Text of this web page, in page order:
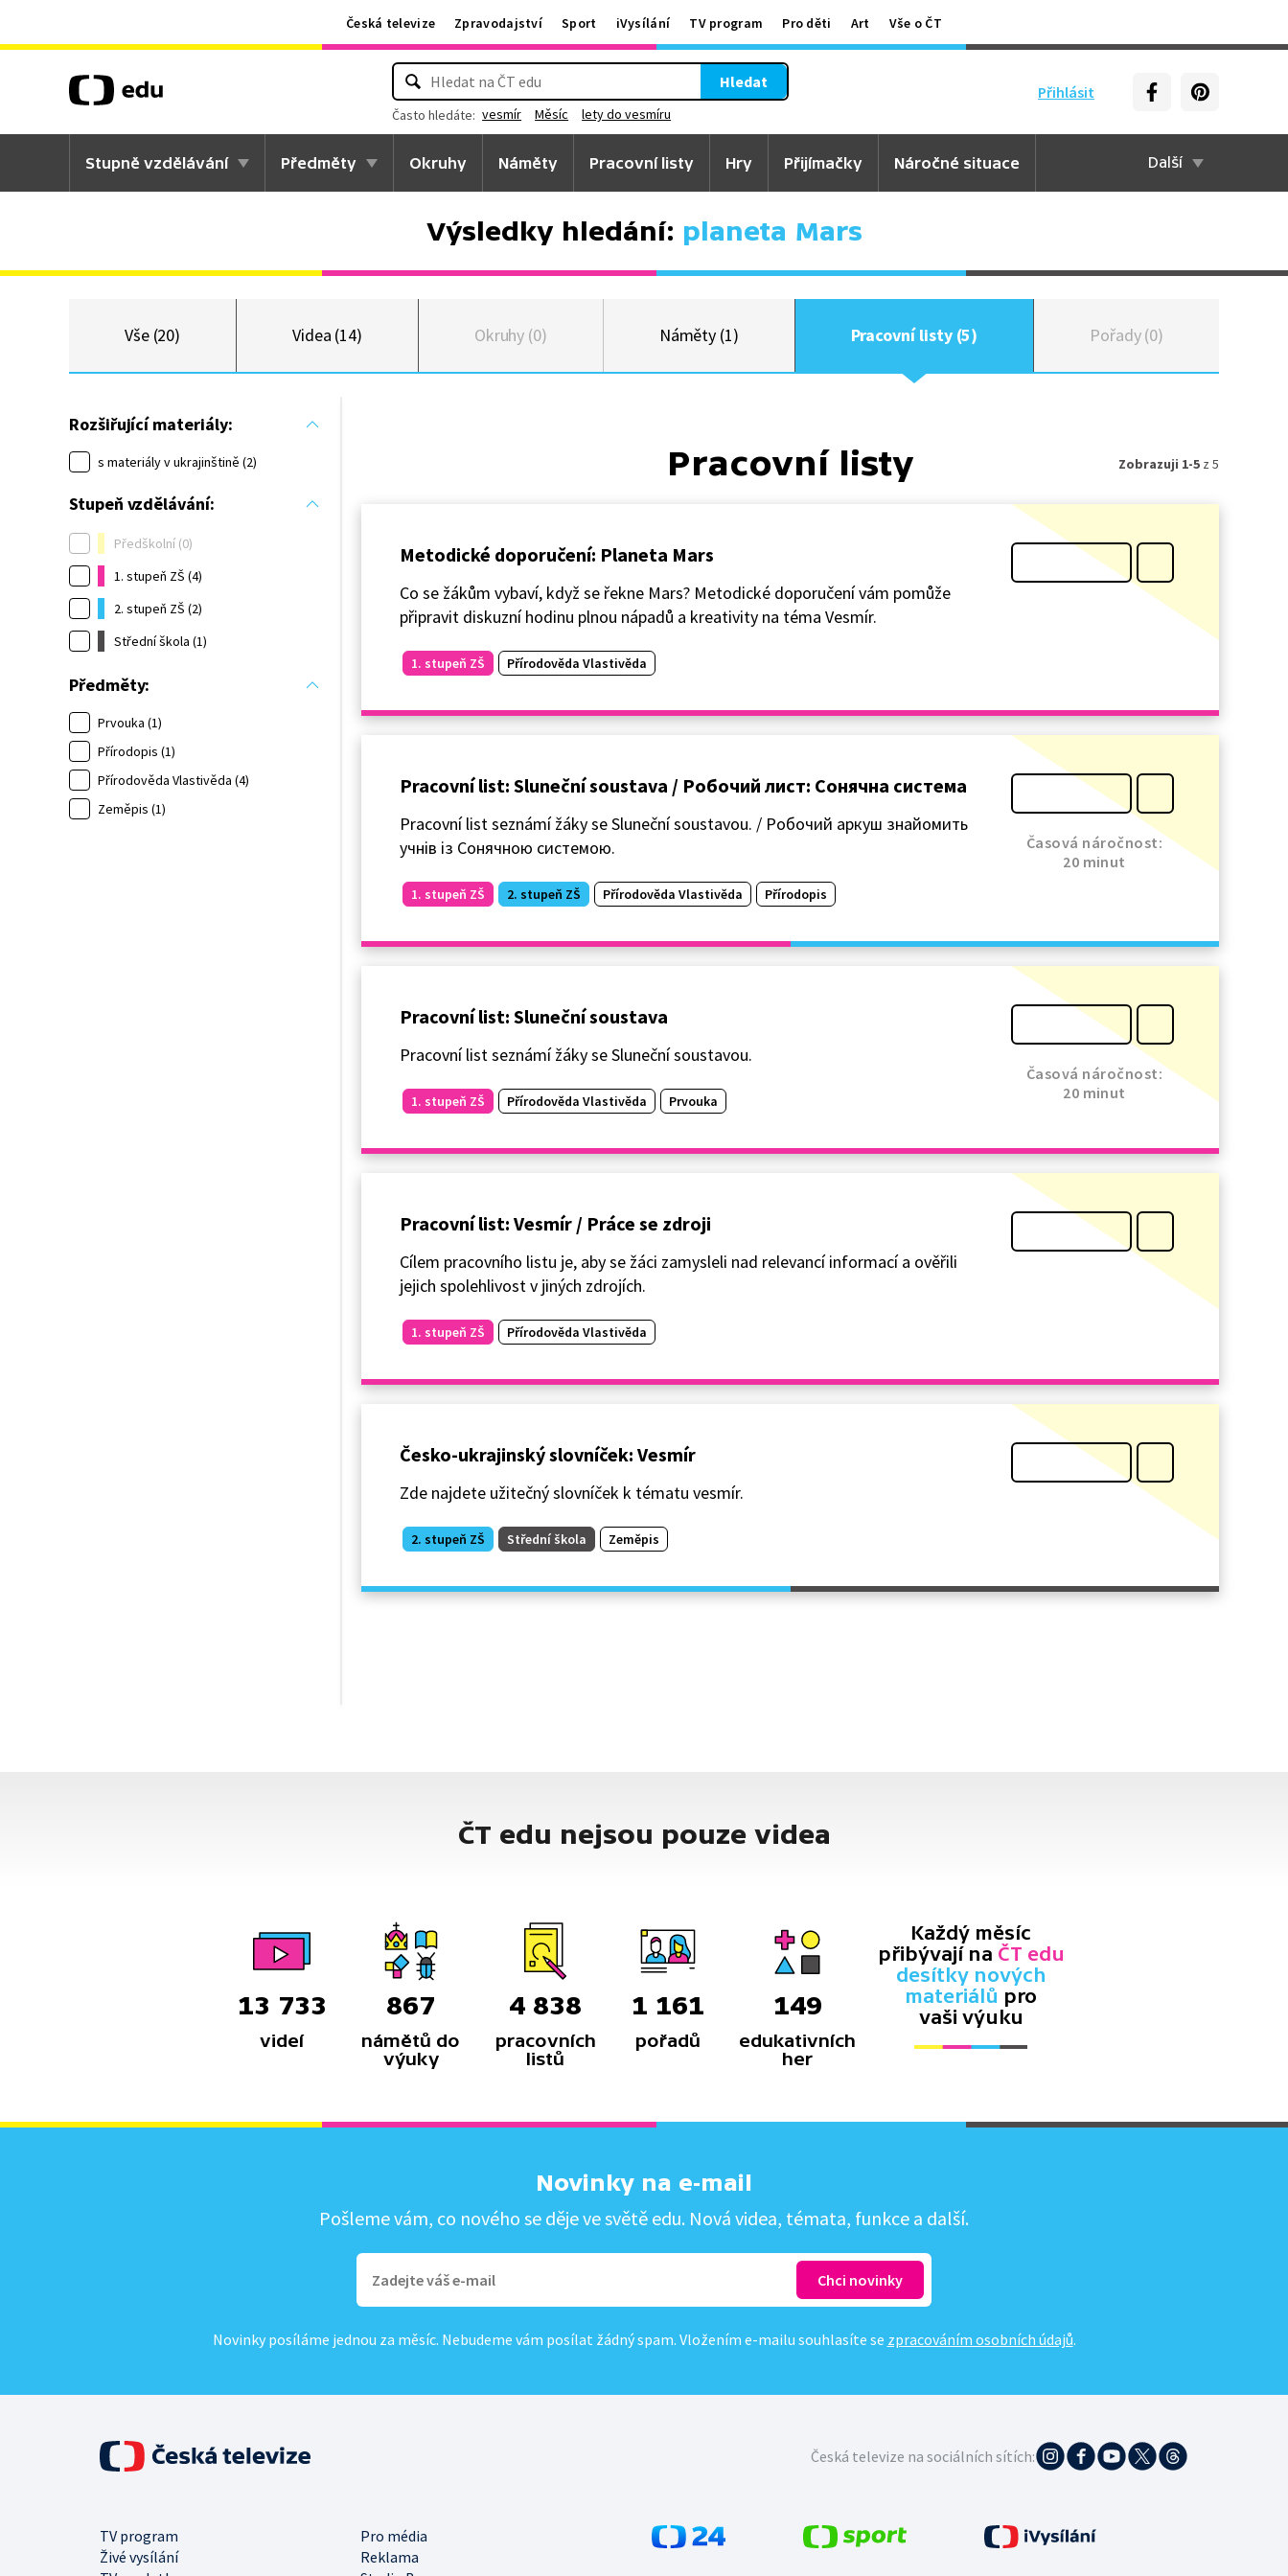
Česká televize Zpravodajství Sport iVysílání TV program Pro děti Art Vše o ČT
Přihlásit
Hledat
Často hledáte: vesmír Měsíc lety do vesmíru
Stupně vzdělávání Předměty Okruhy Náměty Pracovní listy Hry Přijímačky Náročné situace Další
Výsledky hledání: planeta Mars
Vše (20) Videa (14) Okruhy (0) Náměty (1) Pracovní listy (5) Pořady (0)
Rozšiřující materiály:
s materiály v ukrajinštině (2)
Stupeň vzdělávání:
Předškolní (0)
1. stupeň ZŠ (4)
2. stupeň ZŠ (2)
Střední škola (1)
Předměty:
Prvouka (1)
Přírodopis (1)
Přírodověda Vlastivěda (4)
Zeměpis (1)
Pracovní listy Zobrazuji 1-5 z 5
Metodické doporučení: Planeta Mars
Co se žákům vybaví, když se řekne Mars? Metodické doporučení vám pomůže
připravit diskuzní hodinu plnou nápadů a kreativity na téma Vesmír.
1. stupeň ZŠ Přírodověda Vlastivěda
Pracovní list: Sluneční soustava / Робочий лист: Сонячна система
Pracovní list seznámí žáky se Sluneční soustavou. / Робочий аркуш знайомить
учнів із Сонячною системою.
1. stupeň ZŠ 2. stupeň ZŠ Přírodověda Vlastivěda Přírodopis
Časová náročnost:
20 minut
Pracovní list: Sluneční soustava
Pracovní list seznámí žáky se Sluneční soustavou.
1. stupeň ZŠ Přírodověda Vlastivěda Prvouka
Časová náročnost:
20 minut
Pracovní list: Vesmír / Práce se zdroji
Cílem pracovního listu je, aby se žáci zamysleli nad relevancí informací a ověřili
jejich spolehlivost v jiných zdrojích.
1. stupeň ZŠ Přírodověda Vlastivěda
Česko-ukrajinský slovníček: Vesmír
Zde najdete užitečný slovníček k tématu vesmír.
2. stupeň ZŠ Střední škola Zeměpis
ČT edu nejsou pouze videa
13 733
videí
867
námětů do
výuky
4 838
pracovních
listů
1 161
pořadů
149
edukativních
her
Každý měsíc
přibývají na ČT edu
desítky nových
materiálů pro
vaši výuku
Novinky na e-mail
Pošleme vám, co nového se děje ve světě edu. Nová videa, témata, funkce a další.
Novinky posíláme jednou za měsíc. Nebudeme vám posílat žádný spam. Vložením e-mailu souhlasíte se zpracováním osobních údajů.